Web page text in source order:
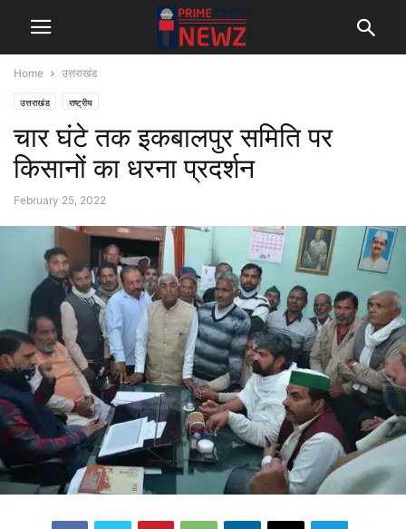
Home उत्तराखंड
उत्तराखंड राष्ट्रीय
चार घंटे तक इकबालपुर समिति पर
किसानों का धरना प्रदर्शन
February 25, 2022